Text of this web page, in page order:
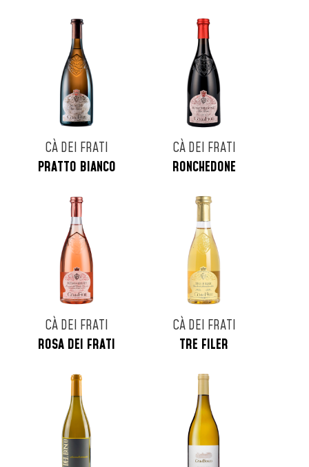
CÀ DEI FRATI
PRATTO BIANCO
CÀ DEI FRATI
RONCHEDONE
CÀ DEI FRATI
ROSA DEI FRATI
CÀ DEI FRATI
TRE FILER